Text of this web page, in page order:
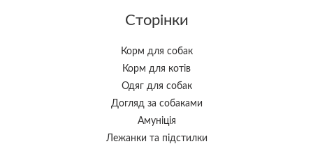
Сторінки
Корм для собак
Корм для котів
Одяг для собак
Догляд за собаками
Амуніція
Лежанки та підстилки